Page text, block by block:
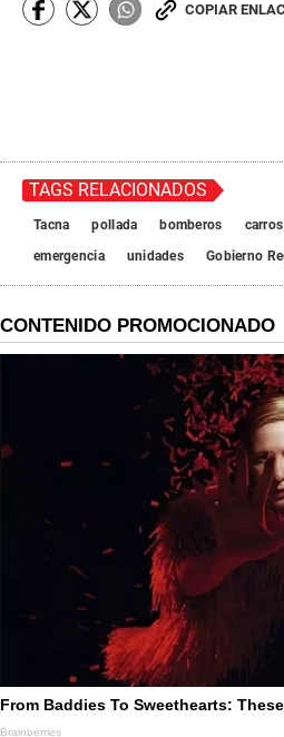
COPIAR
TAGS RELACIONADOS
Tacna pollada bomberos carros
emergencia
unidades Gobierno